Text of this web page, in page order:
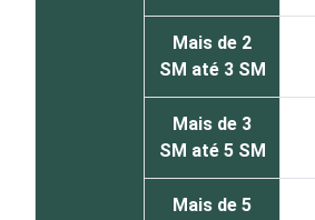
Mais de 2
SM até 3 SM
Mais de 3
SM até 5 SM
Mais de 5